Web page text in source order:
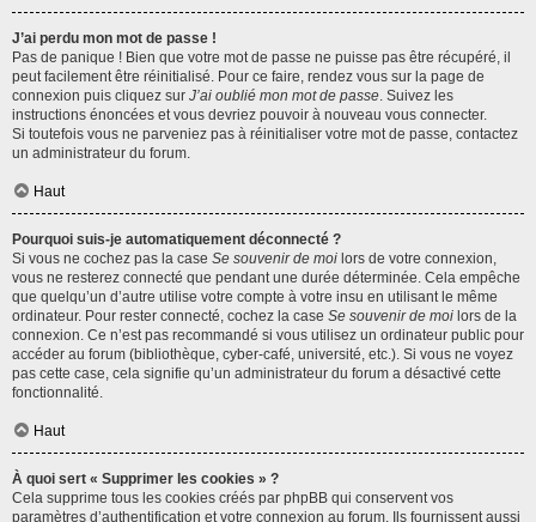
J’ai perdu mon mot de passe !
Pas de panique ! Bien que votre mot de passe ne puisse pas être récupéré, il
peut facilement être réinitialisé. Pour ce faire, rendez vous sur la page de
connexion puis cliquez sur J’ai oublié mon mot de passe. Suivez les
instructions énoncées et vous devriez pouvoir à nouveau vous connecter.
Si toutefois vous ne parveniez pas à réinitialiser votre mot de passe, contactez
un administrateur du forum.
Haut
Pourquoi suis-je automatiquement déconnecté ?
Si vous ne cochez pas la case Se souvenir de moi lors de votre connexion,
vous ne resterez connecté que pendant une durée déterminée. Cela empêche
que quelqu’un d’autre utilise votre compte à votre insu en utilisant le même
ordinateur. Pour rester connecté, cochez la case Se souvenir de moi lors de la
connexion. Ce n’est pas recommandé si vous utilisez un ordinateur public pour
accéder au forum (bibliothèque, cyber-café, université, etc.). Si vous ne voyez
pas cette case, cela signifie qu’un administrateur du forum a désactivé cette
fonctionnalité.
Haut
À quoi sert « Supprimer les cookies » ?
Cela supprime tous les cookies créés par phpBB qui conservent vos
paramètres d’authentification et votre connexion au forum. Ils fournissent aussi